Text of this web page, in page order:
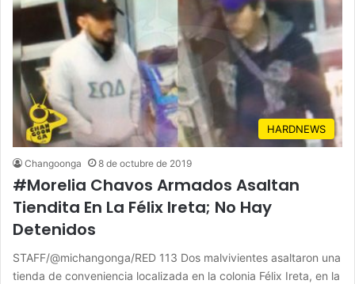
HARDNEWS
Changoonga 8 de octubre de 2019
#Morelia Chavos Armados Asaltan
Tiendita En La Félix Ireta; No Hay
Detenidos
STAFF/@michangonga/RED 113 Dos malvivientes asaltaron una
tienda de conveniencia localizada en la colonia Félix Ireta, en la